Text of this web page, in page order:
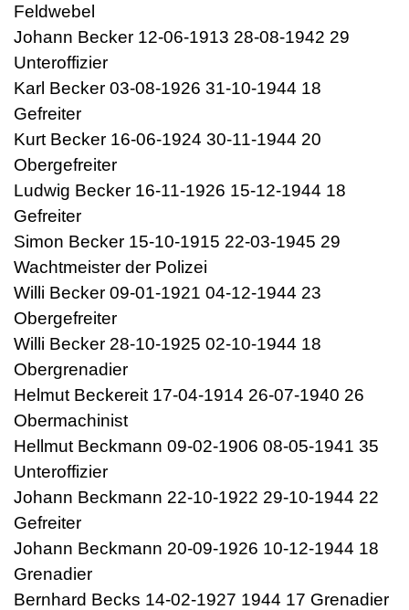
Feldwebel
Johann Becker 12-06-1913 28-08-1942 29
Unteroffizier
Karl Becker 03-08-1926 31-10-1944 18
Gefreiter
Kurt Becker 16-06-1924 30-11-1944 20
Obergefreiter
Ludwig Becker 16-11-1926 15-12-1944 18
Gefreiter
Simon Becker 15-10-1915 22-03-1945 29
Wachtmeister der Polizei
Willi Becker 09-01-1921 04-12-1944 23
Obergefreiter
Willi Becker 28-10-1925 02-10-1944 18
Obergrenadier
Helmut Beckereit 17-04-1914 26-07-1940 26
Obermachinist
Hellmut Beckmann 09-02-1906 08-05-1941 35
Unteroffizier
Johann Beckmann 22-10-1922 29-10-1944 22
Gefreiter
Johann Beckmann 20-09-1926 10-12-1944 18
Grenadier
Bernhard Becks 14-02-1927 1944 17 Grenadier